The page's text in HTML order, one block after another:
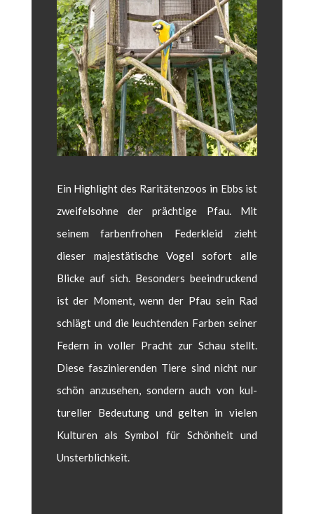
Ein High­light des Rar­itäten­zoos in Ebbs ist
zweifel­sohne der prächtige Pfau. Mit
seinem far­ben­fro­hen Fed­erkleid zieht
dieser majestätis­che Vogel sofort alle
Blicke auf sich. Beson­ders beein­druck­end
ist der Moment, wenn der Pfau sein Rad
schlägt und die leuch­t­en­den Far­ben sein­er
Fed­ern in voller Pracht zur Schau stellt.
Diese faszinieren­den Tiere sind nicht nur
schön anzuse­hen, son­dern auch von kul­
tureller Bedeu­tung und gel­ten in vie­len
Kul­turen als Sym­bol für Schön­heit und
Unsterblichkeit.